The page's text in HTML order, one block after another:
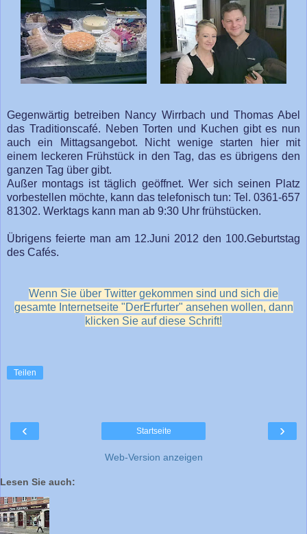
Gegenwärtig betreiben Nancy Wirrbach und Thomas Abel
das Traditionscafé. Neben Torten und Kuchen gibt es nun
auch ein Mittagsangebot. Nicht wenige starten hier mit
einem leckeren Frühstück in den Tag, das es übrigens den
ganzen Tag über gibt.
Außer montags ist täglich geöffnet. Wer sich seinen Platz
vorbestellen möchte, kann das telefonisch tun: Tel. 0361-657
81302. Werktags kann man ab 9:30 Uhr frühstücken.
Übrigens feierte man am 12.Juni 2012 den 100.Geburtstag
des Cafés.
Wenn Sie über Twitter gekommen sind und sich die
gesamte Internetseite "DerErfurter" ansehen wollen, dann
klicken Sie auf diese Schrift!
Teilen
‹ ›
Startseite
Web-Version anzeigen
Lesen Sie auch: